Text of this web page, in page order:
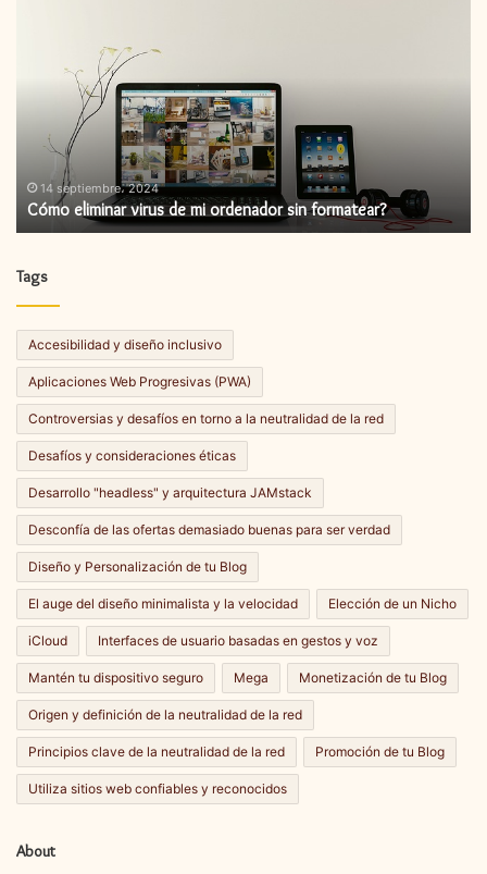
ordenador
formatear?
14 septiembre، 2024
Cómo eliminar virus de mi ordenador sin formatear?
Tags
Accesibilidad y diseño inclusivo
Aplicaciones Web Progresivas (PWA)
Controversias y desafíos en torno a la neutralidad de la red
Desafíos y consideraciones éticas
Desarrollo "headless" y arquitectura JAMstack
Desconfía de las ofertas demasiado buenas para ser verdad
Diseño y Personalización de tu Blog
El auge del diseño minimalista y la velocidad Elección de un Nicho
iCloud Interfaces de usuario basadas en gestos y voz
Mantén tu dispositivo seguro Mega Monetización de tu Blog
Origen y definición de la neutralidad de la red
Principios clave de la neutralidad de la red Promoción de tu Blog
Utiliza sitios web confiables y reconocidos
About